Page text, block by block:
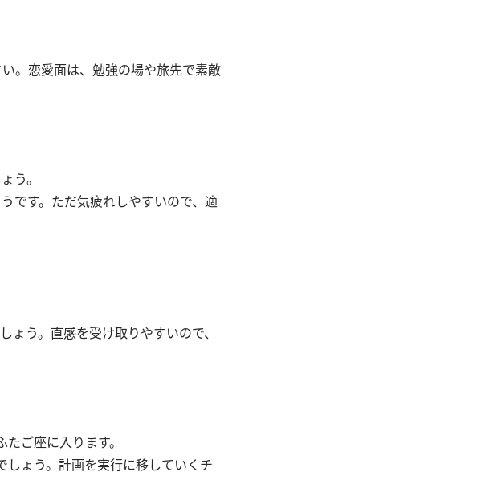
。恋愛面は、勉強の場や旅先で素敵
う。
です。ただ気疲れしやすいので、適
う。直感を受け取りやすいので、
ご座に入ります。
ょう。計画を実行に移していくチ